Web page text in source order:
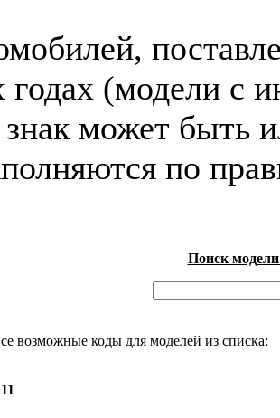
годах (модели с
может быть
по
Поиск
возможные коды для моделей из списка: